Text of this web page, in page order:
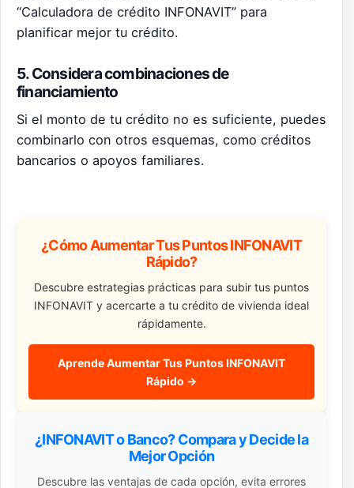
“Calculadora de crédito INFONAVIT” para
planificar mejor tu crédito.
5. Considera combinaciones de
financiamiento
Si el monto de tu crédito no es suficiente, puedes
combinarlo con otros esquemas, como créditos
bancarios o apoyos familiares.
¿Cómo Aumentar Tus Puntos INFONAVIT
Rápido?
Descubre estrategias prácticas para subir tus puntos
INFONAVIT y acercarte a tu crédito de vivienda ideal
rápidamente.
Aprende Aumentar Tus Puntos INFONAVIT
Rápido →
¿INFONAVIT o Banco? Compara y Decide la
Mejor Opción
Descubre las ventajas de cada opción, evita errores